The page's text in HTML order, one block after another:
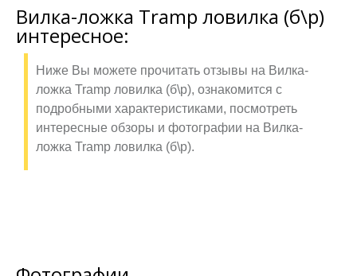
Вилка-ложка Tramp ловилка (б\р)
интересное:
Ниже Вы можете прочитать отзывы на Вилка-
ложка Tramp ловилка (б\р), ознакомится с
подробными характеристиками, посмотреть
интересные обзоры и фотографии на Вилка-
ложка Tramp ловилка (б\р).